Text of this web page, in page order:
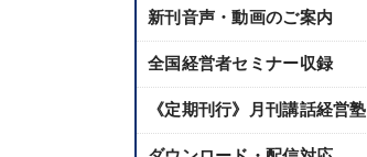
新刊音声・動画のご案内
全国経営者セミナー収録
《定期刊行》月刊講話経営塾